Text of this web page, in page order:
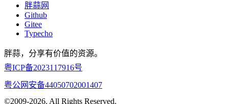
胖蒜网
Github
Gitee
Typecho
胖蒜，分享有价值的资源。
粤ICP备2023117916号
粤公网安备44050702001407
©2009-2026. All Rights Reserved.